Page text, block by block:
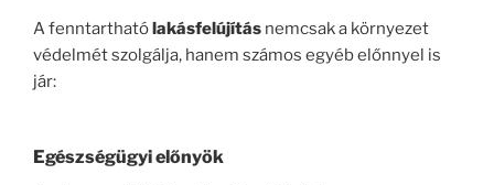
A fenntarthatólakásfelújítás nemcsak a környezet
védelmét szolgálja, hanem számos egyéb előnnyel is
jár:
Egészségügyi előnyök